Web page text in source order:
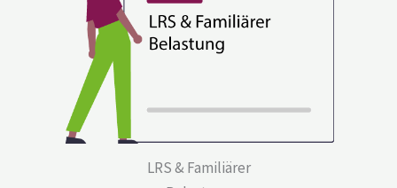
LRS & Familiärer